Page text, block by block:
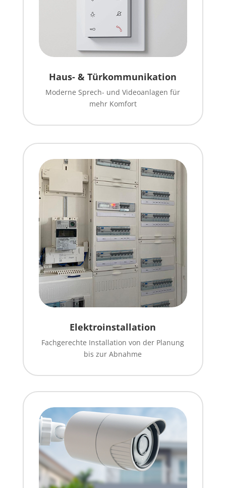
Haus- & Türkommunikation
Moderne Sprech- und Videoanlagen für
mehr Komfort
Elektroinstallation
Fachgerechte Installation von der Planung
bis zur Abnahme